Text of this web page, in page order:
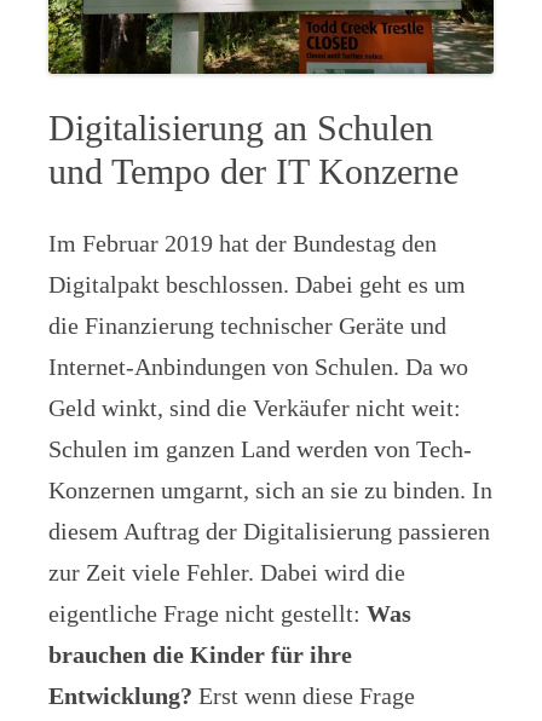
Digitalisierung an Schulen
und Tempo der IT Konzerne
Im Februar 2019 hat der Bundestag den
Digitalpakt beschlossen. Dabei geht es um
die Finanzierung technischer Geräte und
Internet-Anbindungen von Schulen. Da wo
Geld winkt, sind die Verkäufer nicht weit:
Schulen im ganzen Land werden von Tech-
Konzernen umgarnt, sich an sie zu binden. In
diesem Auftrag der Digitalisierung passieren
zur Zeit viele Fehler. Dabei wird die
eigentliche Frage nicht gestellt: Was
brauchen die Kinder für ihre
Entwicklung? Erst wenn diese Frage